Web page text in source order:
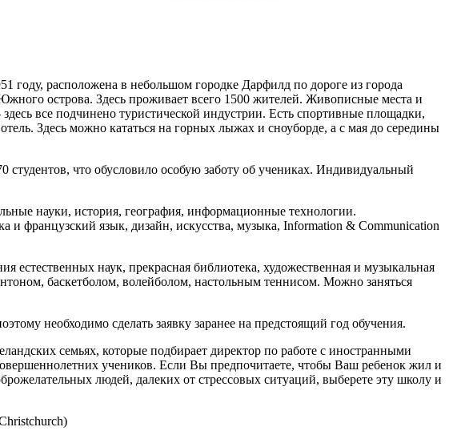
году, расположена в небольшом городке Дарфилд по дороге из города
острова. Здесь проживает всего 1500 жителей. Живописные места и
все подчинено туристической индустрии. Есть спортивные площадки,
Здесь можно кататься на горных лыжах и сноуборде, а с мая до середины
что обусловило особую заботу об учениках. Индивидуальный
науки, история, география, информационные технологии.
французский язык, дизайн, искусства, музыка, Information & Communication
естественных наук, прекрасная библиотека, художественная и музыкальная
баскетболом, волейболом, настольным теннисом. Можно заняться
необходимо сделать заявку заранее на предстоящий год обучения.
семьях, которые подбирает директор по работе с иностранными
учеников. Если Вы предпочитаете, чтобы Ваш ребенок жил и
людей, далеких от стрессовых ситуаций, выберете эту школу и